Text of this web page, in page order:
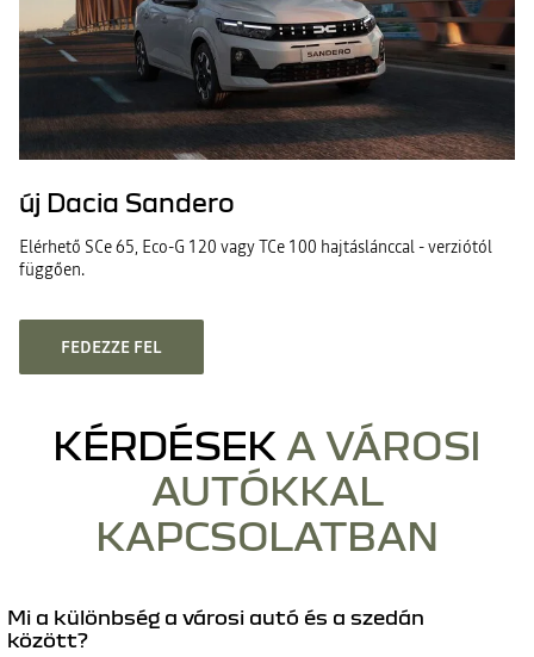
új Dacia Sandero
Elérhető SCe 65, Eco-G 120 vagy TCe 100 hajtáslánccal - verziótól
függően.
FEDEZZE FEL
KÉRDÉSEK A VÁROSI
AUTÓKKAL
KAPCSOLATBAN
Mi a különbség a városi autó és a szedán
között?